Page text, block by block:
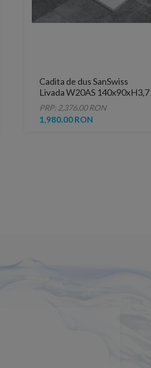
Cadita de dus SanSwiss
Livada W20AS 140x90xH3,7
cm marmura sintetica alba
PRP: 2,376.00 RON
1,980.00 RON
Conform